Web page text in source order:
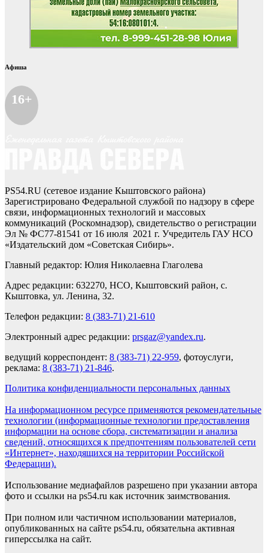
Афиша
16+
PS54.RU (сетевое издание Кыштовского района)
Зарегистрировано Федеральной службой по надзору в сфере
связи, информационных технологий и массовых
коммуникаций (Роскомнадзор), свидетельство о регистрации
Эл № ФС77-81541 от 16 июля 2021 г. Учредитель ГАУ НСО
«Издательский дом «Советская Сибирь».
Главный редактор: Юлия Николаевна Глаголева
Адрес редакции: 632270, НСО, Кыштовский район, с.
Кыштовка, ул. Ленина, 32.
Телефон редакции: 8 (383-71) 21-610
Электронный адрес редакции: prsgaz@yandex.ru.
ведущий корреспондент: 8 (383-71) 22-959, фотоуслуги,
реклама: 8 (383-71) 21-846.
Политика конфиденциальности персональных данных
На информационном ресурсе применяются рекомендательные
технологии (информационные технологии предоставления
информации на основе сбора, систематизации и анализа
сведений, относящихся к предпочтениям пользователей сети
«Интернет», находящихся на территории Российской
Федерации).
Использование медиафайлов разрешено при указании автора
фото и ссылки на ps54.ru как источник заимствования.
При полном или частичном использовании материалов,
опубликованных на сайте ps54.ru, обязательна активная
гиперссылка на сайт.